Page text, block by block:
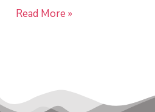
Read More »